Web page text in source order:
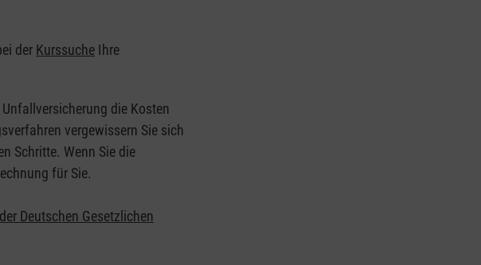
der Kurssuche Ihre
die Kosten
vergewissern Sie sich
Schritte. Wenn Sie die
für Sie.
Deutschen Gesetzlichen